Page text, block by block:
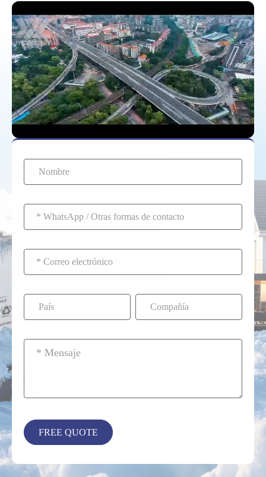
cargarse por completo
que antes (lo que indica
una pérdida de
capacidad).
6 baterías VRLA
(sistemas de 48 V a 72
V). Es vital reemplazar
todo el conjunto de una
vez para garantizar el
equilibrio de voltaje en
todo el paquete.